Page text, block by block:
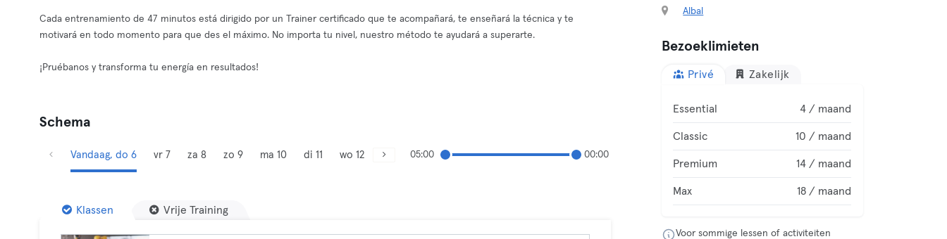
Cada entrenamiento de 47 minutos está dirigido por un Trainer certificado que te acompañará, te enseñará la técnica y te
motivará en todo momento para que des el máximo. No importa tu nivel, nuestro método te ayudará a superarte.
¡Pruébanos y transforma tu energía en resultados!
Schema
Vandaag, do 6 vr 7 za 8 zo 9 ma 10 di 11 wo 12 05:00 00:00
Klassen Vrije Training
Albal
Bezoeklimieten
Privé Zakelijk
Essential 4 / maand
Classic 10 / maand
Premium 14 / maand
Max 18 / maand
Voor sommige lessen of activiteiten